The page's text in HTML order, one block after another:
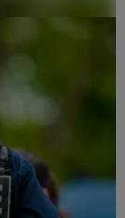
lancé un appel
aide...